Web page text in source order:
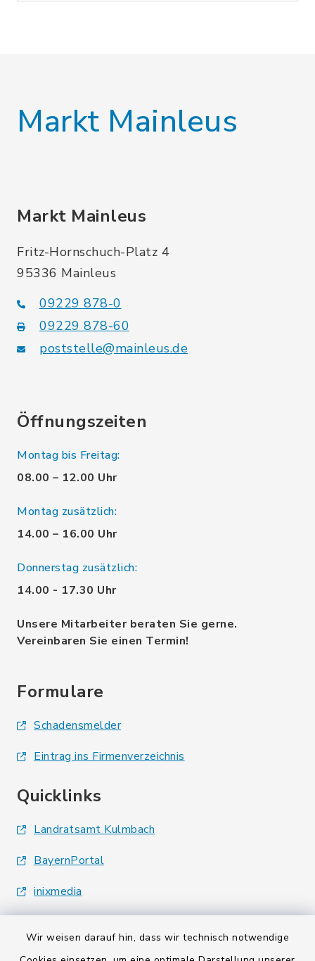
Wir weisen darauf hin, dass wir technisch notwendige
Markt Mainleus
Markt Mainleus
Fritz-Hornschuch-Platz 4
95336 Mainleus
09229 878-0
09229 878-60
poststelle@mainleus.de
Öffnungszeiten
Montag bis Freitag:
08.00 – 12.00 Uhr
Montag zusätzlich:
14.00 – 16.00 Uhr
Donnerstag zusätzlich:
14.00 - 17.30 Uhr
Unsere Mitarbeiter beraten Sie gerne.
Vereinbaren Sie einen Termin!
Formulare
Schadensmelder
Eintrag ins Firmenverzeichnis
Quicklinks
Landratsamt Kulmbach
BayernPortal
inixmedia